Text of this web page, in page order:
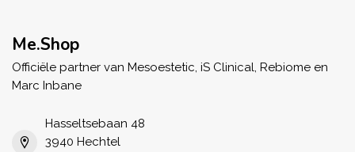
Me.Shop
Officiële partner van Mesoestetic, iS Clinical, Rebiome en
Marc Inbane
Hasseltsebaan 48
3940 Hechtel